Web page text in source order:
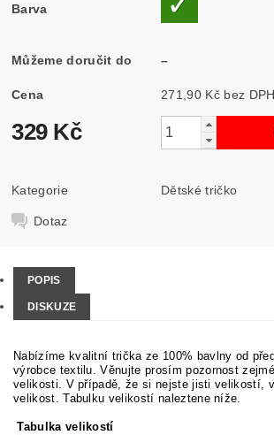
Barva
Můžeme doručit do –
Cena 271,90 Kč bez DPH
329 Kč
Kategorie Dětské tričko
Dotaz
POPIS
DISKUZE
Nabízíme kvalitní trička ze 100% bavlny od
výrobce textilu. Věnujte prosím pozornost
velikosti. V případě, že si nejste jisti velikostí,
velikost. Tabulku velikostí naleztene níže.
Tabulka velikostí